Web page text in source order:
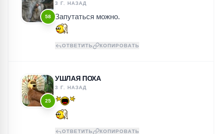
58
3 Г. НАЗАД
Запутаться можно.
ОТВЕТИТЬ КОПИРОВАТЬ
25
УШЛАЯ ПОХА
3 Г. НАЗАД
ОТВЕТИТЬ КОПИРОВАТЬ